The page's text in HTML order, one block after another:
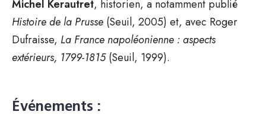
Michel Kerautret, historien, a notamment publié
Histoire de la Prusse (Seuil, 2005) et, avec Roger
Dufraisse, La France napoléonienne : aspects
extérieurs, 1799-1815(Seuil, 1999).
Événements :